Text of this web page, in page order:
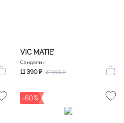
VIC MATIE’
Сандалии
11 390 ₽ 37 990 ₽
-60%